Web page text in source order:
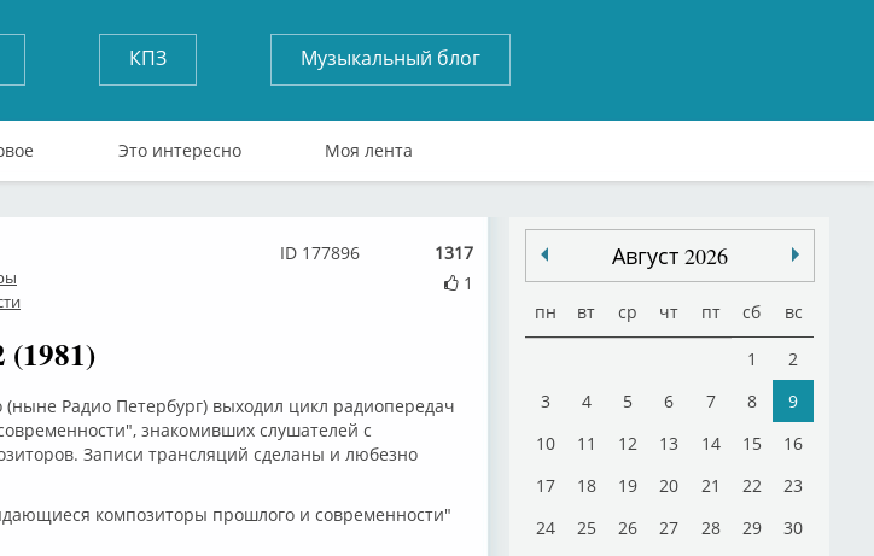
КПЗ Музыкальный блог
Это интересно Моя лента
1317
1
ID 177896
Радио Петербург) выходил цикл радиопередач
знакомивших слушателей с
Записи трансляций сделаны и любезно
композиторы прошлого и современности"
Август 2026
пн вт ср чт пт сб вс
1
2
3
4 5 6 7 8
9
10
11 12 13 14 15
16
17
18 19 20 21 22
23
24
25 26 27 28 29
30